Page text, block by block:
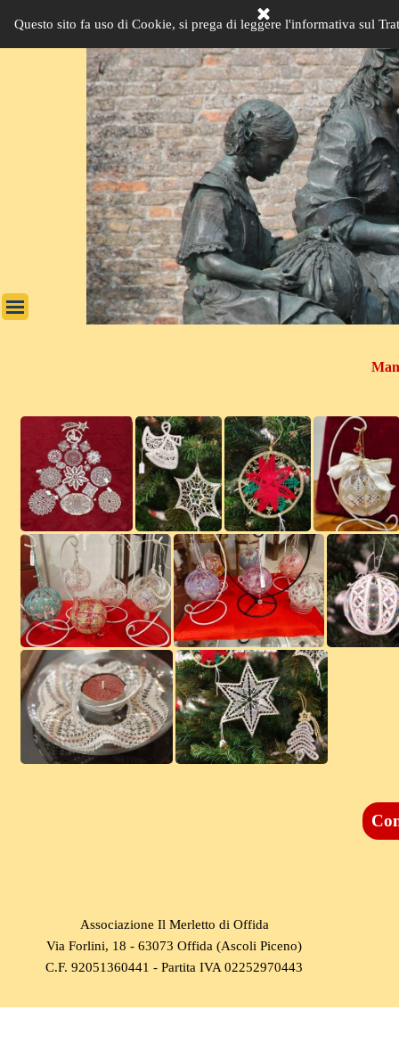
Questo sito fa uso di Cookie, si prega di leggere l'informativa sul
Salta menù
Associazione Il Merletto di Offida
Via Forlini, 18 - 63073 Offida (Ascoli Piceno)
C.F. 92051360441 - Partita IVA 02252970443